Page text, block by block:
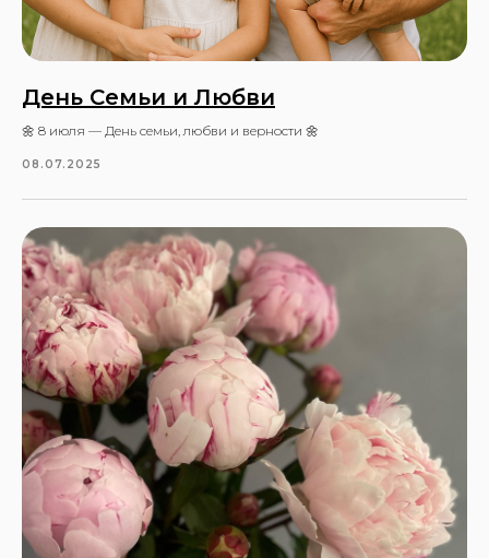
День Семьи и Любви
🌼 8 июля — День семьи, любви и верности 🌼
08.07.2025